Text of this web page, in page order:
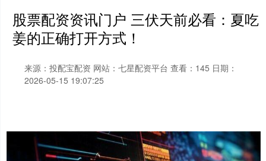
股票配资资讯门户 三伏天前必看：夏吃
姜的正确打开方式！
来源：投配宝配资 网站：七星配资平台 查看：145 日期：
2026-05-15 19:07:25